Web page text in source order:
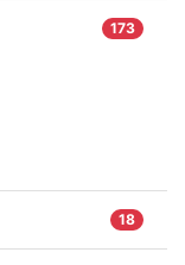
173
18